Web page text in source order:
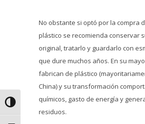
Alternar alto contraste
No obstante si optó por la compra
plástico se recomienda conservar
original, tratarlo y guardarlo con
que dure muchos años. En su
fabrican de plástico
China) y su transformación
químicos, gasto de energía y
residuos.